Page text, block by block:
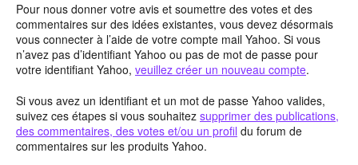
Pour nous donner votre avis et soumettre des votes et des
commentaires sur des idées existantes, vous devez désormais
vous connecter à l’aide de votre compte mail Yahoo. Si vous
n’avez pas d’identifiant Yahoo ou pas de mot de passe pour
votre identifiant Yahoo, veuillez créer un nouveau compte.
Si vous avez un identifiant et un mot de passe Yahoo valides,
suivez ces étapes si vous souhaitez supprimer des publications,
des commentaires, des votes et/ou un profil du forum de
commentaires sur les produits Yahoo.